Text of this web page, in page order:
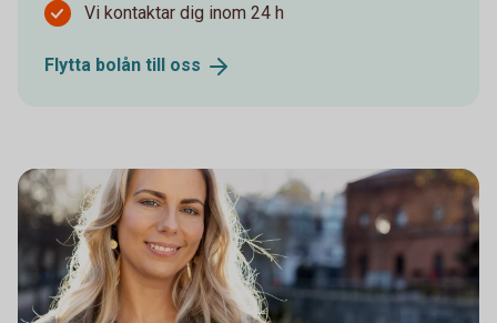
Vi kontaktar dig inom 24 h
Flytta bolån till oss